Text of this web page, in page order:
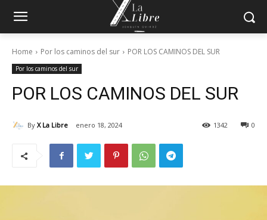
Home Por los caminos del sur POR LOS CAMINOS DEL SUR
Por los caminos del sur
POR LOS CAMINOS DEL SUR
By X La Libre enero 18, 2024 0
1342